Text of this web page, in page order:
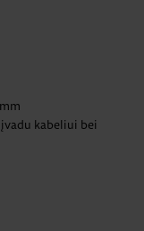
kabeliui bei